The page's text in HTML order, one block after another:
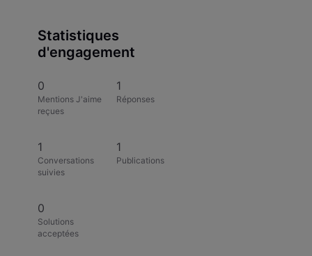
Statistiques
d'engagement
0
Mentions J'aime
reçues
1
Réponses
1
Conversations
suivies
1
Publications
0
Solutions
acceptées